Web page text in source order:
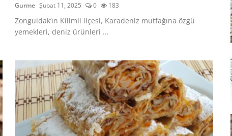
Gurme Şubat 11, 2025 0 183
Zonguldak’ın Kilimli ilçesi, Karadeniz mutfağına özgü
yemekleri, deniz ürünleri ...